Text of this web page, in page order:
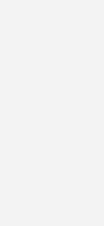
für zwei seine
sind es die ersten
Standards der Solar
Dabei ist Trinasolar auf dem
europäischen Solarindustrie